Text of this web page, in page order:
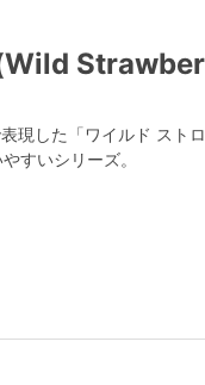
現した「ワイルド ス
すいシリーズ。